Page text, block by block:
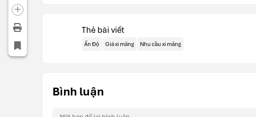
Thẻ bài viết
Ấn Độ Giá xi măng Nhu cầu xi măng
Bình luận